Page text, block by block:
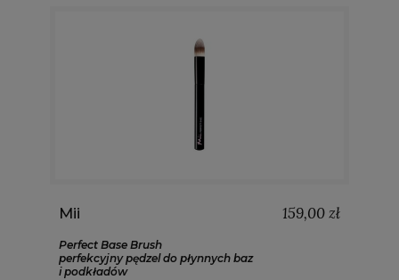
Mii
Perfect Base Brush
perfekcyjny pędzel do płynnych baz
i podkładów
159,00 zł